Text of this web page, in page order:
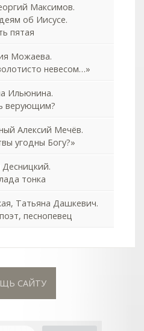
Максимов.
об Иисусе.
пятая
Можаева.
невесом…»
Ильюнина.
верующим?
Алексий Мечёв.
угодны Богу?»
тонка
Татьяна Дашкевич.
песнопевец
САЙТУ